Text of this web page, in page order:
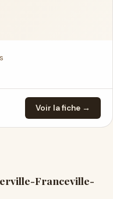
Voir la fiche →
Franceville-